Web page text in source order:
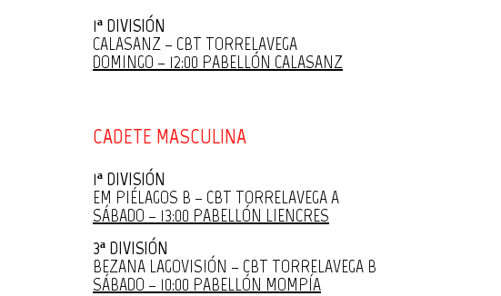
1ª DIVISIÓN
CALASANZ – CBT TORRELAVEGA
DOMINGO – 12:00 PABELLÓN CALASANZ
CADETE MASCULINA
1ª DIVISIÓN
EM PIÉLAGOS B – CBT TORRELAVEGA A
SÁBADO – 13:00 PABELLÓN LIENCRES
3ª DIVISIÓN
BEZANA LAGOVISIÓN – CBT TORRELAVEGA B
SÁBADO – 10:00 PABELLÓN MOMPÍA